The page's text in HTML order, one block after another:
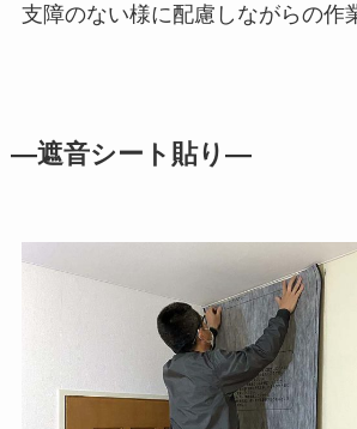
支障のない様に配慮しながらの作
―遮音シート貼り―